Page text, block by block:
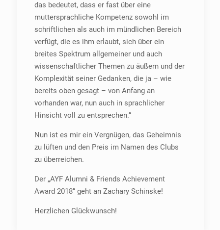
das bedeutet, dass er fast über eine
muttersprachliche Kompetenz sowohl im
schriftlichen als auch im mündlichen Bereich
verfügt, die es ihm erlaubt, sich über ein
breites Spektrum allgemeiner und auch
wissenschaftlicher Themen zu äußern und der
Komplexität seiner Gedanken, die ja – wie
bereits oben gesagt – von Anfang an
vorhanden war, nun auch in sprachlicher
Hinsicht voll zu entsprechen.“
Nun ist es mir ein Vergnügen, das Geheimnis
zu lüften und den Preis im Namen des Clubs
zu überreichen.
Der „AYF Alumni & Friends Achievement
Award 2018“ geht an Zachary Schinske!
Herzlichen Glückwunsch!